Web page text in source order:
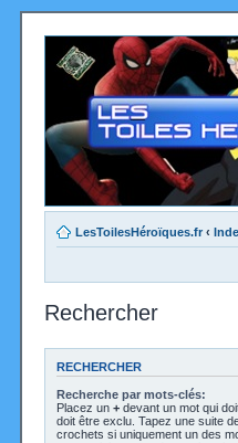
LesToilesHéroïques.fr ‹
Rechercher
RECHERCHER
Recherche par mots-clés:
Placez un + devant un mot qui
doit être exclu. Tapez une suite
crochets si uniquement un des